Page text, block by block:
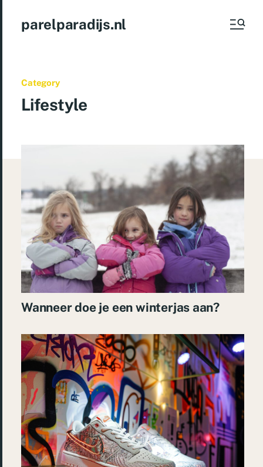
parelparadijs.nl
Category
Lifestyle
Wanneer doe je een winterjas aan?